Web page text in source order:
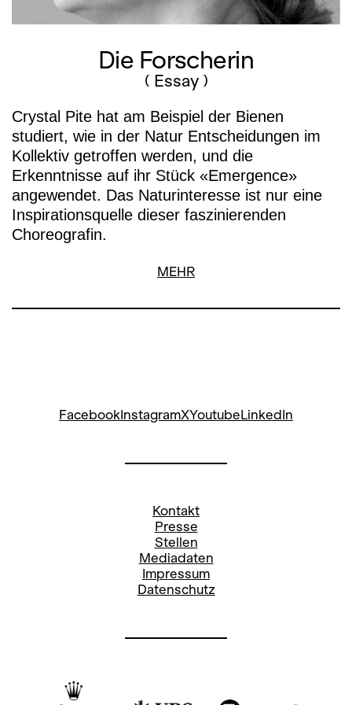
als seine erfolgreichste Choreografie,
alle Elemente seiner choreografischen
Ästhetik vereint. Das Ballett lebt von
Verlangsamung und Beschleunigung.
Angespannt-kompakte Körper
stemmen ihr Gewicht gegeneinander
und lassen beim Ringen um die Balance
explosionsartige Entladungen
entstehen. Unterstützt von Thom
Willems’ elektronischer Musik, verteilt
sich die Körperenergie zentrifugal im
Raum, und Altvertrautes erscheint
plötzlich fremd und neuartig.
Die Forscherin
( Essay )
Crystal Pite hat am Beispiel der Bienen
studiert, wie in der Natur Entscheidungen im
Kollektiv getroffen werden, und die
Erkenntnisse auf ihr Stück «Emergence»
angewendet. Das Naturinteresse ist nur eine
Inspirationsquelle dieser faszinierenden
Choreografin.
MEHR
FacebookInstagramXYoutubeLinkedIn
Kontakt
Presse
Stellen
Mediadaten
Impressum
Datenschutz